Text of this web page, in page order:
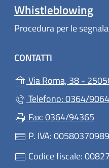
Whistleblowing
Procedura per le
CONTATTI
Via Roma, 38 -
Telefono: 0364/
Fax: 0364/94365
P. IVA: 00580370989
Codice fiscale: